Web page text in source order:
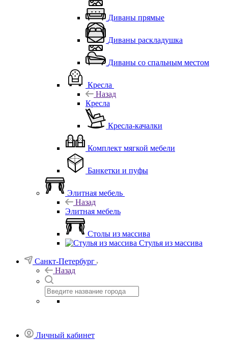
Диваны прямые
Диваны раскладушка
Диваны со спальным местом
Кресла
Назад
Кресла
Кресла-качалки
Комплект мягкой мебели
Банкетки и пуфы
Элитная мебель
Назад
Элитная мебель
Столы из массива
Стулья из массива
Санкт-Петербург
Назад
Личный кабинет